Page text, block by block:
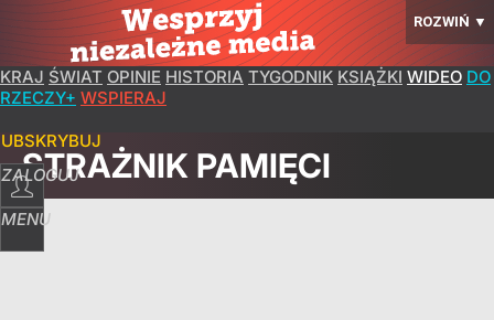
ROZWIŃ ▼
KRAJ ŚWIAT OPINIE HISTORIA TYGODNIK KSIĄŻKI WIDEO DO
RZECZY+ WSPIERAJ
ZALOGUJ
MENU
STRAŻNIK PAMIĘCI